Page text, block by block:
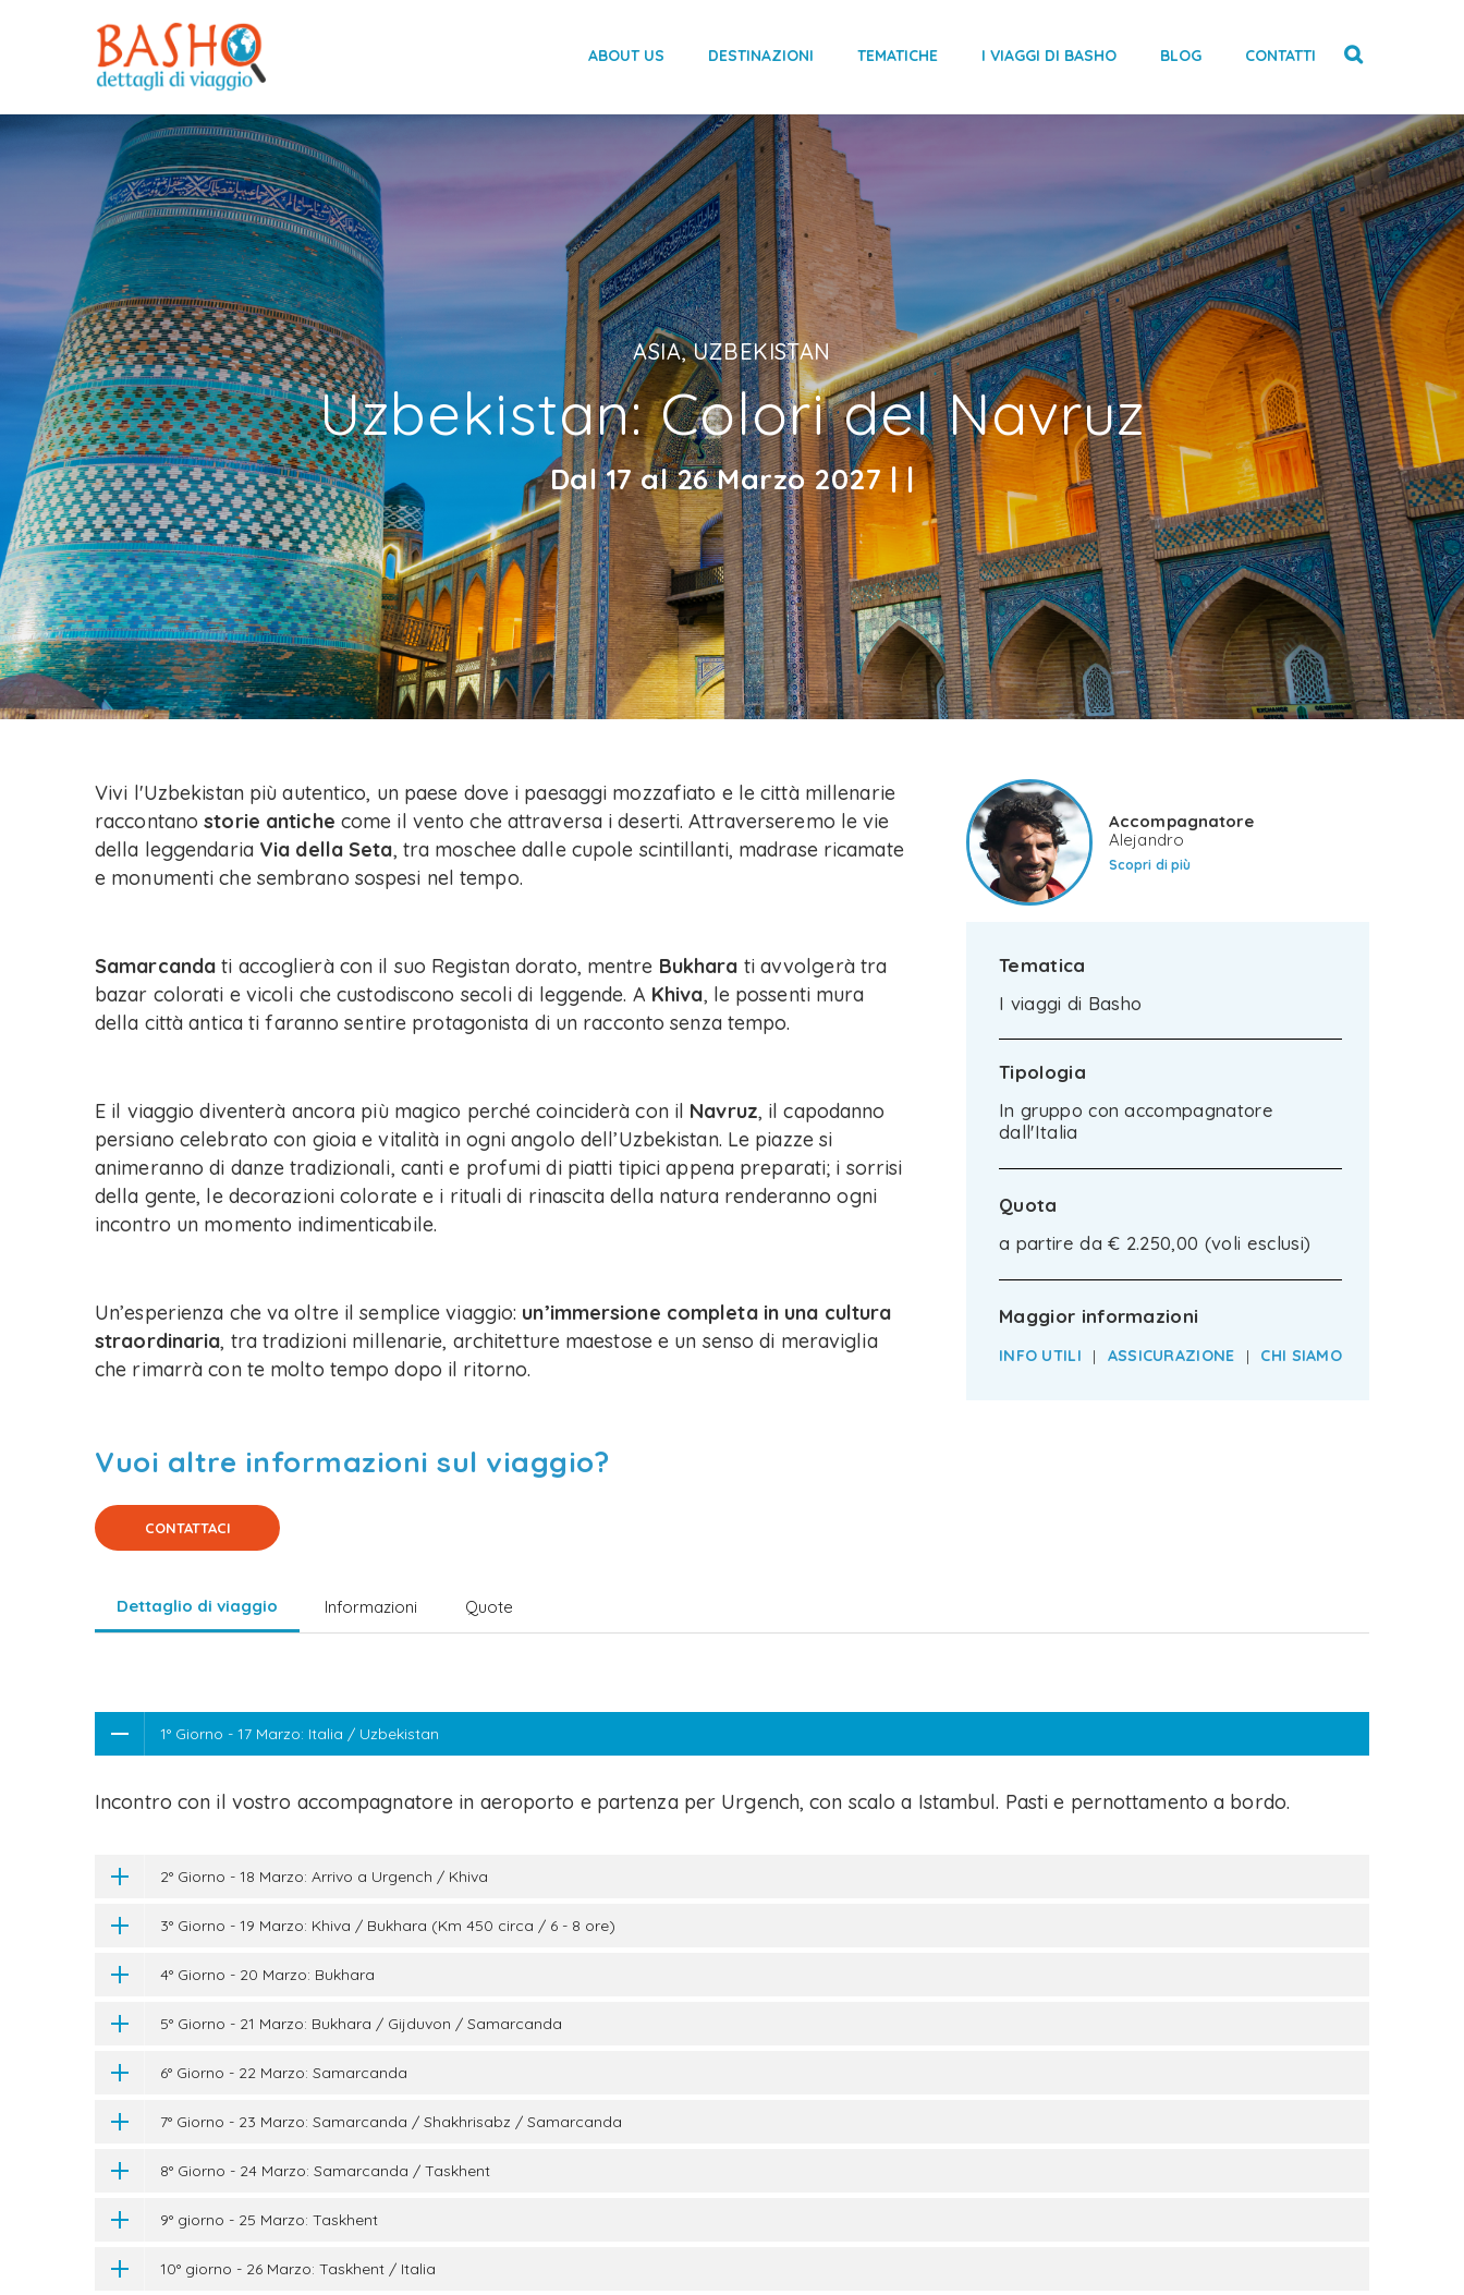
ABOUT US DESTINAZIONI TEMATICHE I VIAGGI DI BASHO BLOG CONTATTI
ASIA, UZBEKISTAN
Uzbekistan: Colori del Navruz
Dal 17 al 26 Marzo 2027 | |
Vivi l'Uzbekistan più autentico, un paese dove i paesaggi mozzafiato e le città millenarie
raccontanostorie antiche come il vento che attraversa i deserti. Attraverseremo le vie
della leggendaria Via della Seta, tra moschee dalle cupole scintillanti, madrase ricamate
e monumenti che sembrano sospesi nel tempo.
Samarcanda ti accoglierà con il suo Registan dorato, mentre Bukhara ti avvolgerà tra
bazar colorati e vicoli che custodiscono secoli di leggende. A Khiva, le possenti mura
della città antica ti faranno sentire protagonista di un racconto senza tempo.
E il viaggio diventerà ancora più magico perché coinciderà con il Navruz, il capodanno
persiano celebrato con gioia e vitalità in ogni angolo dell’Uzbekistan. Le piazze si
animeranno di danze tradizionali, canti e profumi di piatti tipici appena preparati; i sorrisi
della gente, le decorazioni colorate e i rituali di rinascita della natura renderanno ogni
incontro un momento indimenticabile.
Un’esperienza che va oltre il semplice viaggio: un’immersione completa in una cultura
straordinaria, tra tradizioni millenarie, architetture maestose e un senso di meraviglia
che rimarrà con te molto tempo dopo il ritorno.
Vuoi altre informazioni sul viaggio?
CONTATTACI
Accompagnatore
Alejandro
Scopri di più
Tematica
I viaggi di Basho
Tipologia
In gruppo con accompagnatore
dall'Italia
Quota
a partire da € 2.250,00 (voli esclusi)
Maggior informazioni
INFO UTILI | ASSICURAZIONE | CHI SIAMO
Dettaglio di viaggio Informazioni Quote
1° Giorno - 17 Marzo: Italia / Uzbekistan
Incontro con il vostro accompagnatore in aeroporto e partenza per Urgench, con scalo a Istambul. Pasti e pernottamento a bordo.
2° Giorno - 18 Marzo: Arrivo a Urgench / Khiva
3° Giorno - 19 Marzo: Khiva / Bukhara (Km 450 circa / 6 - 8 ore)
4° Giorno - 20 Marzo: Bukhara
5° Giorno - 21 Marzo: Bukhara / Gijduvon / Samarcanda
6° Giorno - 22 Marzo: Samarcanda
7° Giorno - 23 Marzo: Samarcanda / Shakhrisabz / Samarcanda
8° Giorno - 24 Marzo: Samarcanda / Taskhent
9° giorno - 25 Marzo: Taskhent
10° giorno - 26 Marzo: Taskhent / Italia